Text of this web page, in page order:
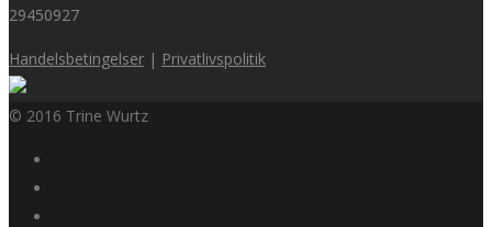
29450927
Handelsbetingelser | Privatlivspolitik
© 2016 Trine Wurtz